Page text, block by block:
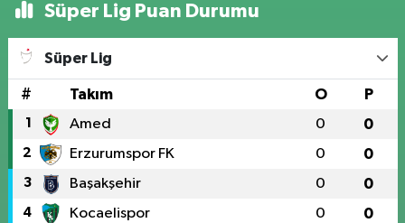
Süper Lig Puan Durumu
Süper Lig
# Takım O P
1 Amed 0 0
2 Erzurumspor FK 0 0
3 Başakşehir 0 0
4 Kocaelispor 0 0